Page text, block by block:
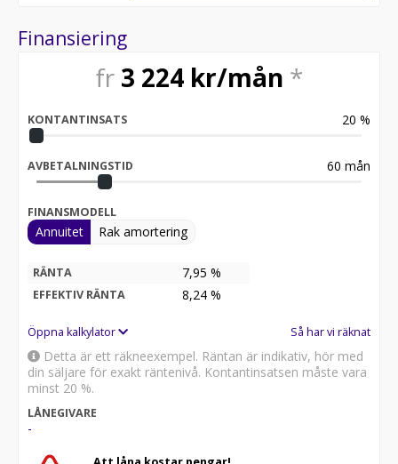
Finansiering
fr 3 224 kr/mån *
KONTANTINSATS 20 %
AVBETALNINGSTID 60 mån
FINANSMODELL
Annuitet Rak amortering
RÄNTA 7,95 %
EFFEKTIV RÄNTA 8,24 %
Öppna kalkylator Så har vi räknat
Detta är ett räkneexempel. Räntan är indikativ, hör med
din säljare för exakt räntenivå. Kontantinsatsen måste vara
minst 20 %.
LÅNEGIVARE
-